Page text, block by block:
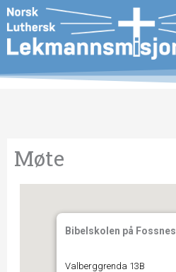
Hopp
rett
til
innholdet
Møte
Bibelskolen på Fossnes
Valberggrenda 13B